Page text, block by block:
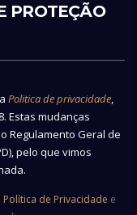
PROTEÇÃO
Politica de privacidade,
Estas mudanças
Regulamento Geral de
pelo que vimos
Política de Privacidade e